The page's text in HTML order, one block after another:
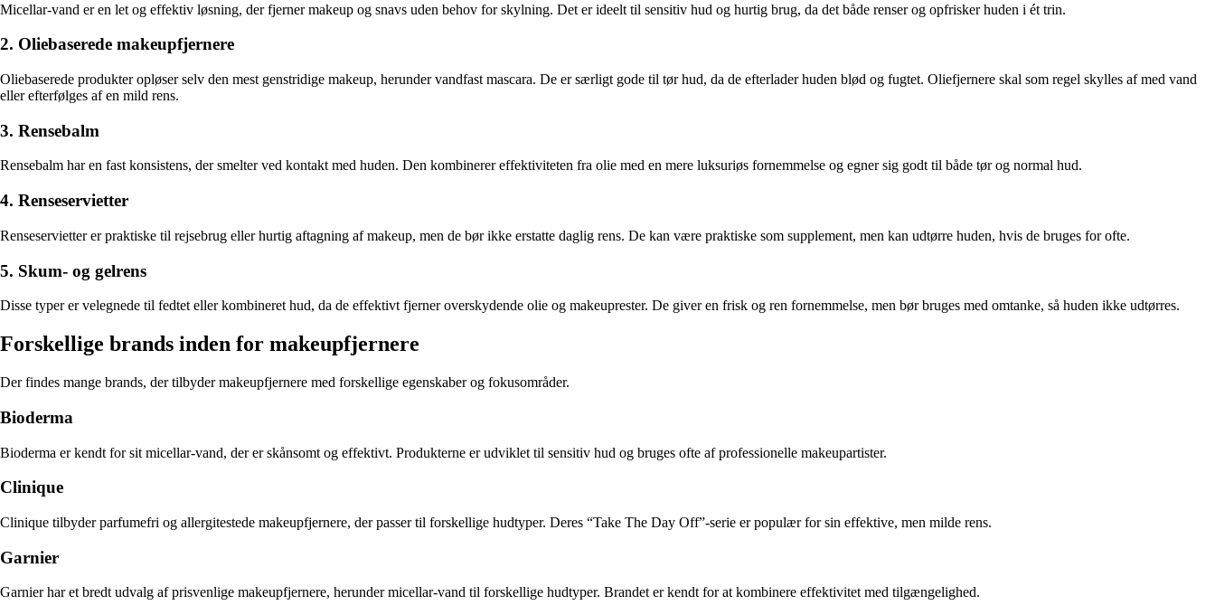
Micellar-vand er en let og effektiv løsning, der fjerner makeup og snavs uden behov for skylning. Det er ideelt til sensitiv hud og hurtig brug, da det både renser og opfrisker huden i ét trin.
2. Oliebaserede makeupfjernere
Oliebaserede produkter opløser selv den mest genstridige makeup, herunder vandfast mascara. De er særligt gode til tør hud, da de efterlader huden blød og fugtet. Oliefjernere skal som regel skylles af med vand
eller efterfølges af en mild rens.
3. Rensebalm
Rensebalm har en fast konsistens, der smelter ved kontakt med huden. Den kombinerer effektiviteten fra olie med en mere luksuriøs fornemmelse og egner sig godt til både tør og normal hud.
4. Renseservietter
Renseservietter er praktiske til rejsebrug eller hurtig aftagning af makeup, men de bør ikke erstatte daglig rens. De kan være praktiske som supplement, men kan udtørre huden, hvis de bruges for ofte.
5. Skum- og gelrens
Disse typer er velegnede til fedtet eller kombineret hud, da de effektivt fjerner overskydende olie og makeuprester. De giver en frisk og ren fornemmelse, men bør bruges med omtanke, så huden ikke udtørres.
Forskellige brands inden for makeupfjernere
Der findes mange brands, der tilbyder makeupfjernere med forskellige egenskaber og fokusområder.
Bioderma
Bioderma er kendt for sit micellar-vand, der er skånsomt og effektivt. Produkterne er udviklet til sensitiv hud og bruges ofte af professionelle makeupartister.
Clinique
Clinique tilbyder parfumefri og allergitestede makeupfjernere, der passer til forskellige hudtyper. Deres “Take The Day Off”-serie er populær for sin effektive, men milde rens.
Garnier
Garnier har et bredt udvalg af prisvenlige makeupfjernere, herunder micellar-vand til forskellige hudtyper. Brandet er kendt for at kombinere effektivitet med tilgængelighed.